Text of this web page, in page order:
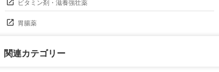
ビタミン剤・滋養強壮薬
胃腸薬
関連カテゴリー